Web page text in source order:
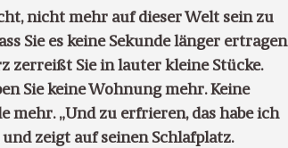
nicht mehr auf dieser Welt sein zu
Sie es keine Sekunde länger ertragen
zerreißt Sie in lauter kleine Stücke.
Sie keine Wohnung mehr. Keine
mehr. „Und zu erfrieren, das habe ich
zeigt auf seinen Schlafplatz.